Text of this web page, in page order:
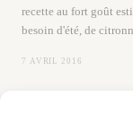
recette au fort goût
besoin d'été, de
7 AVRIL 2016